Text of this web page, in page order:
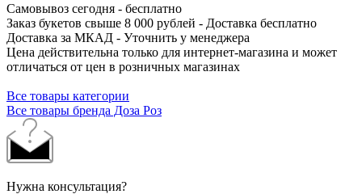
Самовывоз сегодня - бесплатно
Заказ букетов свыше 8 000 рублей - Доставка бесплатно
Доставка за МКАД - Уточнить у менеджера
Цена действительна только для интернет-магазина и может
отличаться от цен в розничных магазинах
Все товары категории
Все товары бренда Доза Роз
Нужна консультация?